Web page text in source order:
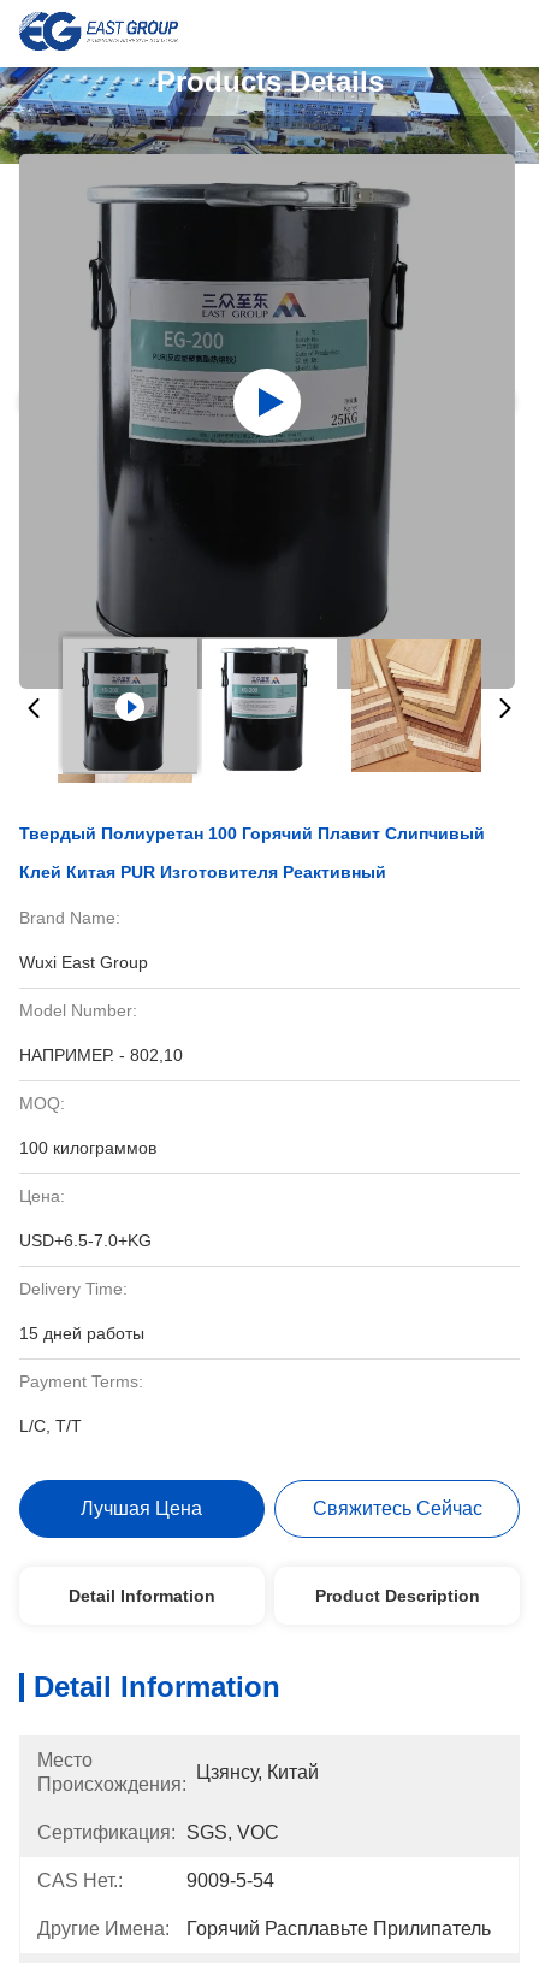
Products Details
Твердый Полиуретан 100 Горячий Плавит Слипчивый
Клей Китая PUR Изготовителя Реактивный
Brand Name:
Wuxi East Group
Model Number:
НАПРИМЕР. - 802,10
MOQ:
100 килограммов
Цена:
USD+6.5-7.0+KG
Delivery Time:
15 дней работы
Payment Terms:
L/C, T/T
Лучшая Цена Свяжитесь Сейчас
Detail Information Product Description
Detail Information
Место
Происхождения:
Цзянсу, Китай
Сертификация: SGS, VOC
CAS Нет.: 9009-5-54
Другие Имена: Горячий Расплавьте Прилипатель